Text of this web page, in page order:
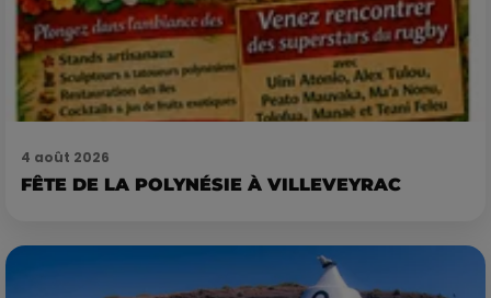
4 août 2026
FÊTE DE LA POLYNÉSIE À VILLEVEYRAC